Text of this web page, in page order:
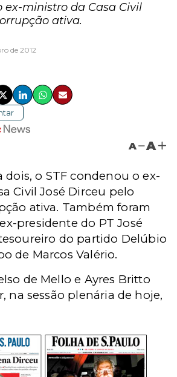
ex-ministro da Casa Civil
ativa.
de 2012
A A
dois, o STF condenou o ex-
Civil José Dirceu pelo
ativa. Também foram
presidente do PT José
do partido Delúbio
de Marcos Valério.
de Mello e Ayres Britto
na sessão plenária de hoje,